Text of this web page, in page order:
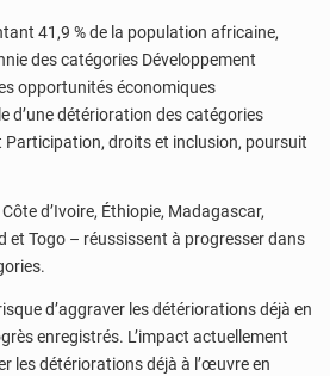
41,9 % de la population africaine,
des catégories Développement
opportunités économiques
d’une détérioration des catégories
Participation, droits et inclusion, poursuit
d’Ivoire, Éthiopie, Madagascar,
et Togo – réussissent à progresser dans
d’aggraver les détériorations déjà en
enregistrés. L’impact actuellement
les détériorations déjà à l’œuvre en